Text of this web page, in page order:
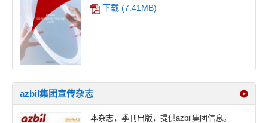
下载 (7.41MB)
azbil集团宣传杂志
本杂志，季刊出版，提供azbil集团信息。